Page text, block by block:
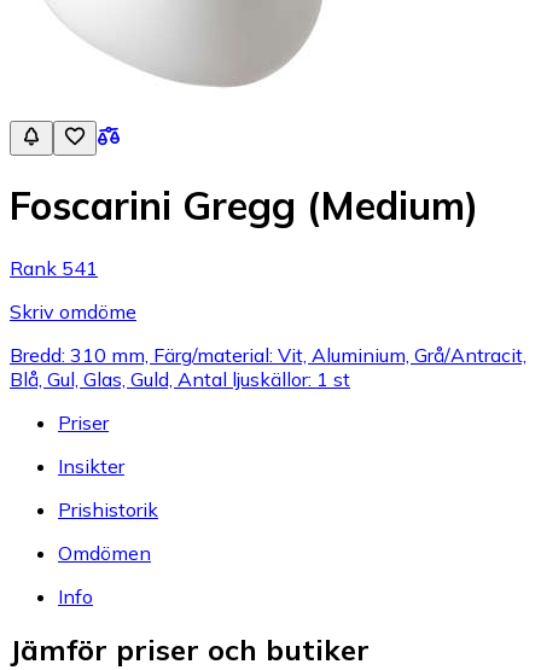
Foscarini Gregg (Medium)
Rank 541
Skriv omdöme
Bredd: 310 mm, Färg/material: Vit, Aluminium, Grå/Antracit,
Blå, Gul, Glas, Guld, Antal ljuskällor: 1 st
Priser
Insikter
Prishistorik
Omdömen
Info
Jämför priser och butiker